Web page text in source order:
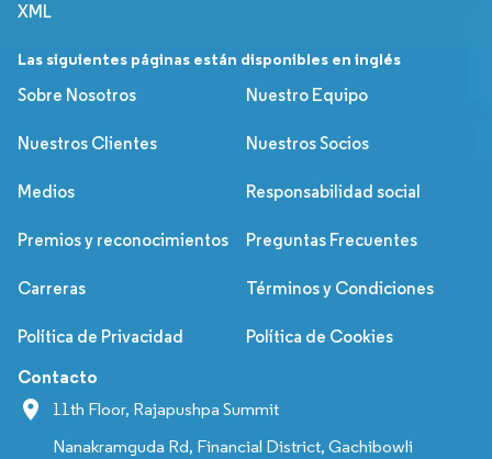
XML
Las siguientes páginas están disponibles en inglés
Sobre Nosotros
Nuestro Equipo
Nuestros Clientes Nuestros Socios
Medios Responsabilidad social
Premios y reconocimientos Preguntas Frecuentes
Carreras Términos y Condiciones
Política de Privacidad Política de Cookies
Contacto
11th Floor, Rajapushpa Summit
Nanakramguda Rd, Financial District, Gachibowli